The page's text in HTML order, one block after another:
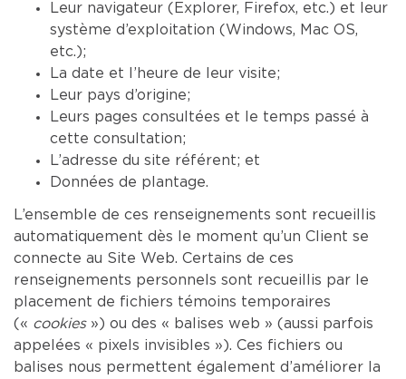
Leur navigateur (Explorer, Firefox, etc.) et leur
système d’exploitation (Windows, Mac OS,
etc.);
La date et l’heure de leur visite;
Leur pays d’origine;
Leurs pages consultées et le temps passé à
cette consultation;
L’adresse du site référent; et
Données de plantage.
L’ensemble de ces renseignements sont recueillis
automatiquement dès le moment qu’un Client se
connecte au Site Web. Certains de ces
renseignements personnels sont recueillis par le
placement de fichiers témoins temporaires
(« cookies») ou des « balises web » (aussi parfois
appelées « pixels invisibles »). Ces fichiers ou
balises nous permettent également d’améliorer la